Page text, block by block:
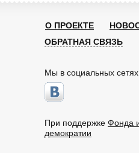
О ПРОЕКТЕ
ОБРАТНАЯ СВЯЗЬ
Мы в социальных сетях
При поддержке Фонда
демократии